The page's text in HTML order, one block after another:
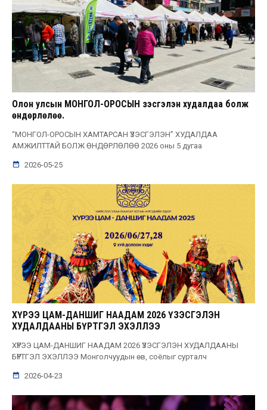
Олон улсын МОНГОЛ-ОРОСЫН үзэсгэлэн худалдаа болж
өндөрлөлөө.
“МОНГОЛ-ОРОСЫН ХАМТАРСАН ҮЗЭСГЭЛЭН” ХУДАЛДАА
АМЖИЛТТАЙ БОЛЖ ӨНДӨРЛӨЛӨӨ 2026 оны 5 дугаа
2026-05-25
ХҮРЭЭ ЦАМ-ДАНШИГ НААДАМ 2026 ҮЗЭСГЭЛЭН
ХУДАЛДААНЫ БҮРТГЭЛ ЭХЭЛЛЭЭ
ХҮРЭЭ ЦАМ-ДАНШИГ НААДАМ 2026 ҮЗЭСГЭЛЭН ХУДАЛДААНЫ
БҮРТГЭЛ ЭХЭЛЛЭЭ Монголчуудын өв, соёлыг сурталч
2026-04-23